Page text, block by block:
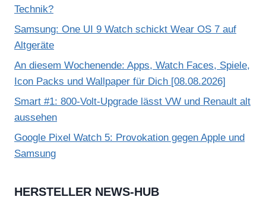
Technik?
Samsung: One UI 9 Watch schickt Wear OS 7 auf
Altgeräte
An diesem Wochenende: Apps, Watch Faces, Spiele,
Icon Packs und Wallpaper für Dich [08.08.2026]
Smart #1: 800-Volt-Upgrade lässt VW und Renault alt
aussehen
Google Pixel Watch 5: Provokation gegen Apple und
Samsung
HERSTELLER NEWS-HUB